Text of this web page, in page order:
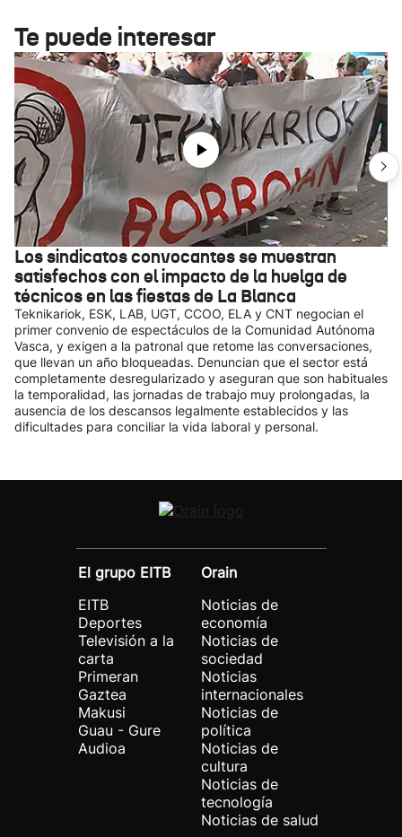
Te puede interesar
Los sindicatos convocantes se muestran
satisfechos con el impacto de la huelga de
técnicos en las fiestas de La Blanca
Teknikariok, ESK, LAB, UGT, CCOO, ELA y CNT negocian el
primer convenio de espectáculos de la Comunidad Autónoma
Vasca, y exigen a la patronal que retome las conversaciones,
que llevan un año bloqueadas. Denuncian que el sector está
completamente desregularizado y aseguran que son habituales
la temporalidad, las jornadas de trabajo muy prolongadas, la
ausencia de los descansos legalmente establecidos y las
dificultades para conciliar la vida laboral y personal.
El grupo EITB
EITB
Deportes
Televisión a la
carta
Primeran
Gaztea
Makusi
Guau - Gure
Audioa
Orain
Noticias de
economía
Noticias de
sociedad
Noticias
internacionales
Noticias de
política
Noticias de
cultura
Noticias de
tecnología
Noticias de salud